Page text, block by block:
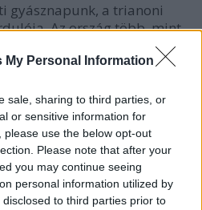
My Personal Information
sale, sharing to third parties, or
or sensitive information for
use the below opt-out
Please note that after your
you may continue seeing
personal information utilized by
to third parties prior to
gyásznapunk, a trianoni
Az ország több, mint
amikor meglátom a
danu szóból ered –
a Tiszát: vajon ...